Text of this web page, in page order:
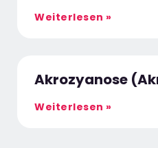
Weiterlesen »
Akrozyanose
Weiterlesen »